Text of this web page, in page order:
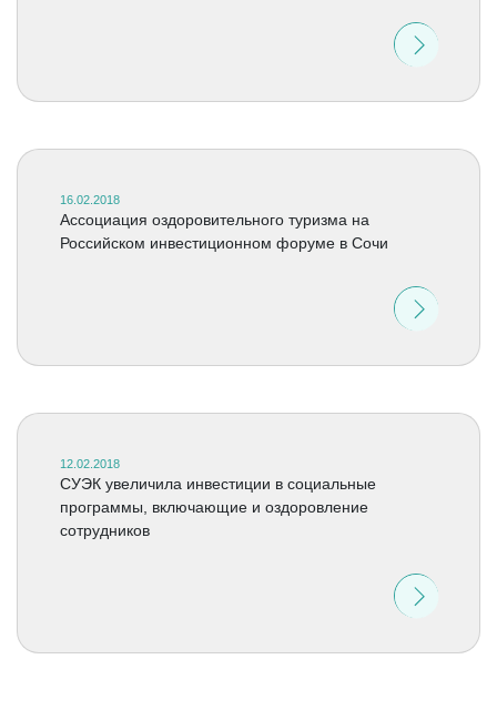
16.02.2018
Ассоциация оздоровительного туризма на
Российском инвестиционном форуме в Сочи
12.02.2018
СУЭК увеличила инвестиции в социальные
программы, включающие и оздоровление
сотрудников